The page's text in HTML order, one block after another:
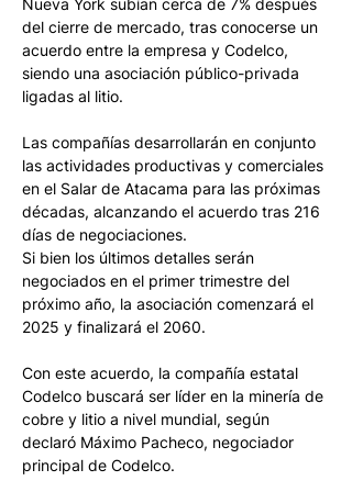
Nueva York subían cerca de 7% después
del cierre de mercado, tras conocerse un
acuerdo entre la empresa y Codelco,
siendo una asociación público-privada
ligadas al litio.
Las compañías desarrollarán en conjunto
las actividades productivas y comerciales
en el Salar de Atacama para las próximas
décadas, alcanzando el acuerdo tras 216
días de negociaciones.
Si bien los últimos detalles serán
negociados en el primer trimestre del
próximo año, la asociación comenzará el
2025 y finalizará el 2060.
Con este acuerdo, la compañía estatal
Codelco buscará ser líder en la minería de
cobre y litio a nivel mundial, según
declaró Máximo Pacheco, negociador
principal de Codelco.